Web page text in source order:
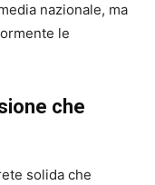
nazionale, ma
le
che
solida che